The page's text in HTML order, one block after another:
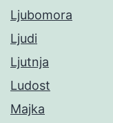
Ljubomora
Ljudi
Ljutnja
Ludost
Majka